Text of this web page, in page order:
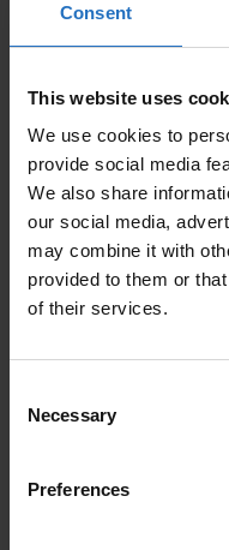
Consent
This website uses
We use cookies to
provide social media
We also share
our social media,
may combine it with
provided to them or
of their services.
Selection
Necessary
Preferences
PRIX
TVA incl. Livraison gratuite.
QUANTITÉ
QUANTITÉ DE